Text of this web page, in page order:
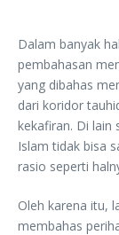
Dalam banyak
pembahasan
yang dibahas
dari koridor
kekafiran. Di lain
Islam tidak bisa
rasio seperti
Oleh karena itu,
membahas